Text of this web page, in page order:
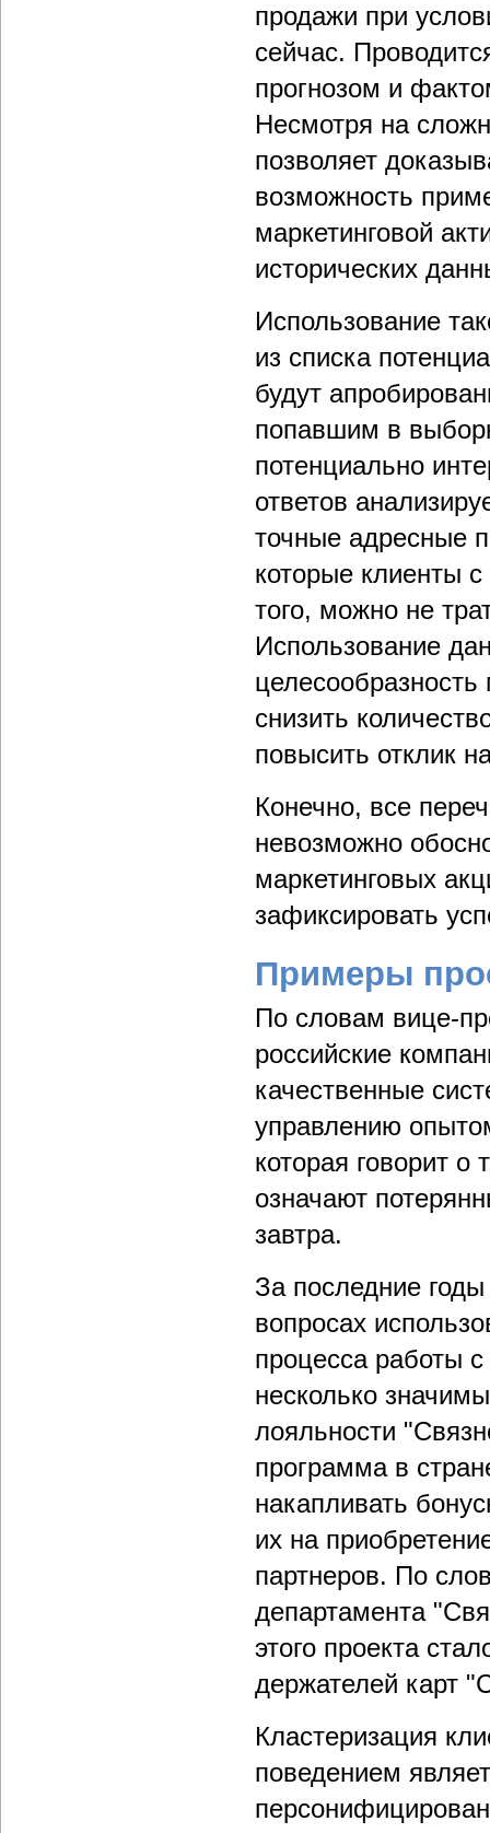
продажи при
сейчас.
прогнозом и
Несмотря на
позволяет
возможность
маркетинговой
исторических
Использование
из списка
будут
попавшим в
потенциально
ответов
точные адресные
которые клиенты
того, можно не
Использование
снизить
повысить отклик
Конечно, все
невозможно
маркетинговых
зафиксировать
Примеры
По словам вице-
российские
качественные
управлению
которая говорит
означают
завтра.
За последние
вопросах
процесса работы
несколько
лояльности
программа в
накапливать
их на
партнеров. По
департамента
этого проекта
держателей карт
Кластеризация
поведением